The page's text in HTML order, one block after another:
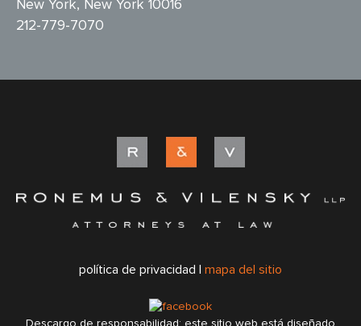
New York, New York 10016
212-779-7070
política de privacidad | mapa del sitio
Descargo de responsabilidad: este sitio web está diseñado